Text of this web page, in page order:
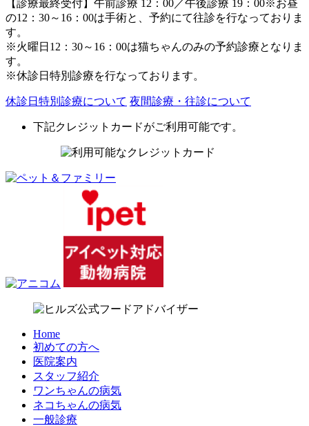
【診療最終受付】午前診療 12：00／午後診療 19：00※お昼
の12：30～16：00は手術と、予約にて往診を行なっておりま
す。
※火曜日12：30～16：00は猫ちゃんのみの予約診療となりま
す。
※休診日特別診療を行なっております。
休診日特別診療について 夜間診療・往診について
下記クレジットカードがご利用可能です。
Home
初めての方へ
医院案内
スタッフ紹介
ワンちゃんの病気
ネコちゃんの病気
一般診療